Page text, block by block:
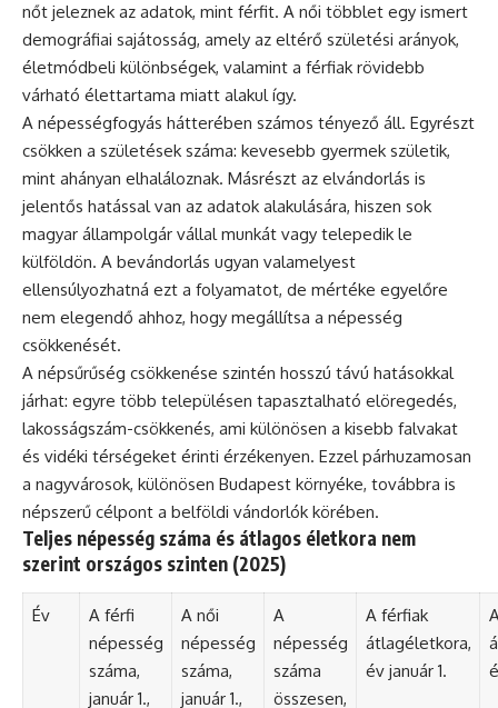
nőt jeleznek az adatok, mint férfit. A női többlet egy ismert
demográfiai sajátosság, amely az eltérő születési arányok,
életmódbeli különbségek, valamint a férfiak rövidebb
várható élettartama miatt alakul így.
A népességfogyás hátterében számos tényező áll. Egyrészt
csökken a születések száma: kevesebb gyermek születik,
mint ahányan elhaláloznak. Másrészt az elvándorlás is
jelentős hatással van az adatok alakulására, hiszen sok
magyar állampolgár vállal munkát vagy telepedik le
külföldön. A bevándorlás ugyan valamelyest
ellensúlyozhatná ezt a folyamatot, de mértéke egyelőre
nem elegendő ahhoz, hogy megállítsa a népesség
csökkenését.
A népsűrűség csökkenése szintén hosszú távú hatásokkal
járhat: egyre több településen tapasztalható elöregedés,
lakosságszám-csökkenés, ami különösen a kisebb falvakat
és vidéki térségeket érinti érzékenyen. Ezzel párhuzamosan
a nagyvárosok, különösen Budapest környéke, továbbra is
népszerű célpont a belföldi vándorlók körében.
Teljes népesség száma és átlagos életkora nem
szerint országos szinten (2025)
Év
A férfi
népesség
száma,
január 1.,
A női
népesség
száma,
január 1.,
A
népesség
száma
összesen,
A férfiak
átlagéletkora,
év január 1.